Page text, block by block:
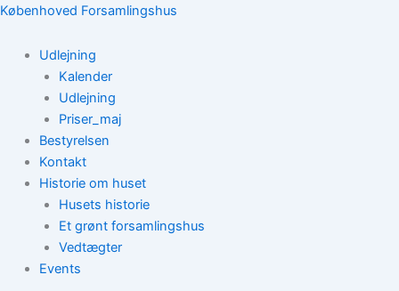
Gå
indholdet
Københoved Forsamlingshus
Udlejning
Kalender
Udlejning
Priser_maj
Bestyrelsen
Kontakt
Historie om huset
Husets historie
Et grønt forsamlingshus
Vedtægter
Events